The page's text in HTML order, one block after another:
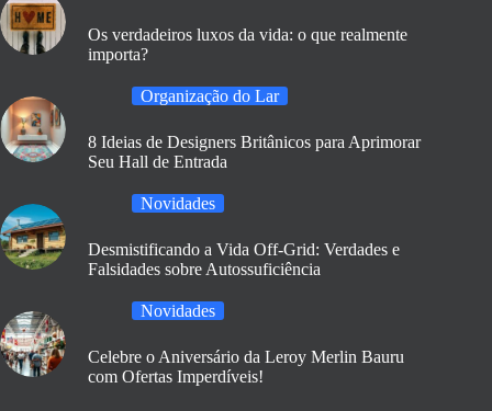
Os verdadeiros luxos da vida: o que realmente
importa?
Organização do Lar
8 Ideias de Designers Britânicos para Aprimorar
Seu Hall de Entrada
Novidades
Desmistificando a Vida Off-Grid: Verdades e
Falsidades sobre Autossuficiência
Novidades
Celebre o Aniversário da Leroy Merlin Bauru
com Ofertas Imperdíveis!